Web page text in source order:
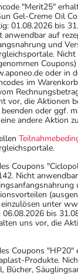
"Merit25"
Gel-Creme Oil
01.08.2026 bis
anwendbar auf
und
oder in
im
vor, die Aktionen
oder ggf.
andere Aktion
Coupons
Nicht
unter
bis
uns vor, die
Coupons "HP20"
Produkte.
Bücher,